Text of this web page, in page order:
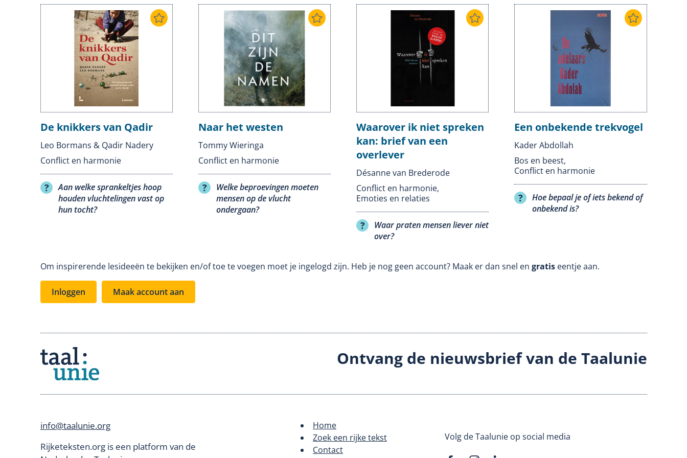
De knikkers van Qadir
Leo Bormans & Qadir Nadery
Conflict en harmonie
Aan welke sprankeltjes hoop
houden vluchtelingen vast op
hun tocht?
Naar het westen
Tommy Wieringa
Conflict en harmonie
Welke beproevingen moeten
mensen op de vlucht
ondergaan?
Waarover ik niet spreken
kan: brief van een
overlever
Désanne van Brederode
Conflict en harmonie,
Emoties en relaties
Waar praten mensen liever niet
over?
Een onbekende trekvogel
Kader Abdollah
Bos en beest,
Conflict en harmonie
Hoe bepaal je of iets bekend of
onbekend is?
Om inspirerende lesideeën te bekijken en/of toe te voegen moet je ingelogd zijn. Heb je nog geen account? Maak er dan snel en gratiseentje aan.
Inloggen Maak account aan
Ontvang de nieuwsbrief van de Taalunie
info@taalunie.org
Rijketeksten.org is een platform van de
Footer
Home
Zoek een rijke tekst
Contact
Volg de Taalunie op social media